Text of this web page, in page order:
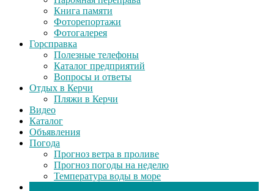
Книга памяти
Фоторепортажи
Фотогалерея
Горсправка
Полезные телефоны
Каталог предприятий
Вопросы и ответы
Отдых в Керчи
Пляжи в Керчи
Видео
Каталог
Объявления
Погода
Прогноз ветра в проливе
Прогноз погоды на неделю
Температура воды в море